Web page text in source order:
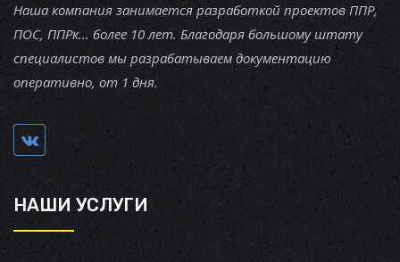
Наша компания занимается разработкой проектов ППР,
ПОС, ППРк... более 10 лет. Благодаря большому штату
специалистов мы разрабатываем документацию
оперативно, от 1 дня.
НАШИ УСЛУГИ